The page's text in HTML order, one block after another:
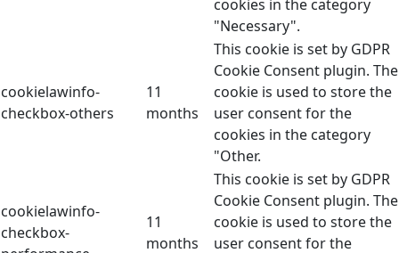
cookies in the category
"Necessary".
cookielawinfo-
checkbox-others
11
months
This cookie is set by GDPR
Cookie Consent plugin. The
cookie is used to store the
user consent for the
cookies in the category
"Other.
cookielawinfo-
checkbox-
11
months
This cookie is set by GDPR
Cookie Consent plugin. The
cookie is used to store the
user consent for the